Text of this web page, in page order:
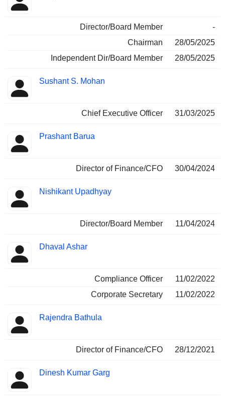
Director/Board Member
-
Chairman
28/05/2025
Independent Dir/Board Member
28/05/2025
Sushant S. Mohan
Chief Executive Officer 31/03/2025
Prashant Barua
Director of Finance/CFO 30/04/2024
Nishikant Upadhyay
Director/Board Member 11/04/2024
Dhaval Ashar
Compliance Officer
11/02/2022
Corporate Secretary
11/02/2022
Rajendra Bathula
Director of Finance/CFO 28/12/2021
Dinesh Kumar Garg